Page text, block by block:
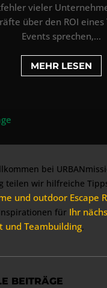
vieler
über den ROI
Events sprechen,...
MEHR LESEN
bei
teilen wir hilfreiche
und outdoor Escape
für Ihr
und Teambuilding.
BEITRÄGE